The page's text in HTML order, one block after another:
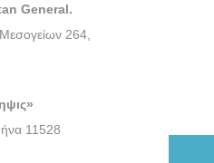
General.
264,
11528